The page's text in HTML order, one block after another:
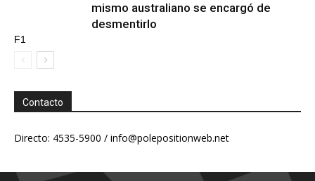
F1
mismo australiano se encargó de
desmentirlo
Contacto
Directo: 4535-5900 / info@polepositionweb.net